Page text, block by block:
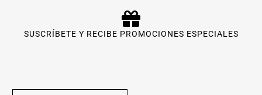
SUSCRÍBETE Y RECIBE PROMOCIONES ESPECIALES